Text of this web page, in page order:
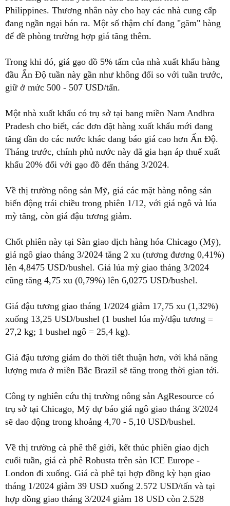
Philippines. Thương nhân này cho hay các nhà cung cấp
đang ngần ngại bán ra. Một số thậm chí đang "găm" hàng
để đề phòng trường hợp giá tăng thêm.
Trong khi đó, giá gạo đồ 5% tấm của nhà xuất khẩu hàng
đầu Ấn Độ tuần này gần như không đổi so với tuần trước,
giữ ở mức 500 - 507 USD/tấn.
Một nhà xuất khẩu có trụ sở tại bang miền Nam Andhra
Pradesh cho biết, các đơn đặt hàng xuất khẩu mới đang
tăng dần do các nước khác đang báo giá cao hơn Ấn Độ.
Tháng trước, chính phủ nước này đã gia hạn áp thuế xuất
khẩu 20% đối với gạo đồ đến tháng 3/2024.
Về thị trường nông sản Mỹ, giá các mặt hàng nông sản
biến động trái chiều trong phiên 1/12, với giá ngô và lúa
mỳ tăng, còn giá đậu tương giảm.
Chốt phiên này tại Sàn giao dịch hàng hóa Chicago (Mỹ),
giá ngô giao tháng 3/2024 tăng 2 xu (tương đương 0,41%)
lên 4,8475 USD/bushel. Giá lúa mỳ giao tháng 3/2024
cũng tăng 4,75 xu (0,79%) lên 6,0275 USD/bushel.
Giá đậu tương giao tháng 1/2024 giảm 17,75 xu (1,32%)
xuống 13,25 USD/bushel (1 bushel lúa mỳ/đậu tương =
27,2 kg; 1 bushel ngô = 25,4 kg).
Giá đậu tương giảm do thời tiết thuận hơn, với khả năng
lượng mưa ở miền Bắc Brazil sẽ tăng trong thời gian tới.
Công ty nghiên cứu thị trường nông sản AgResource có
trụ sở tại Chicago, Mỹ dự báo giá ngô giao tháng 3/2024
sẽ dao động trong khoảng 4,70 - 5,10 USD/bushel.
Về thị trường cà phê thế giới, kết thúc phiên giao dịch
cuối tuần, giá cà phê Robusta trên sàn ICE Europe -
London đi xuống. Giá cà phê tại hợp đồng kỳ hạn giao
tháng 1/2024 giảm 39 USD xuống 2.572 USD/tấn và tại
hợp đồng giao tháng 3/2024 giảm 18 USD còn 2.528